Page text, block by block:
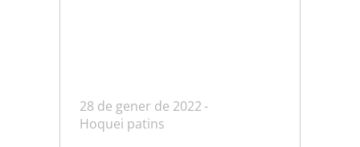
28 de gener de 2022
Hoquei patins